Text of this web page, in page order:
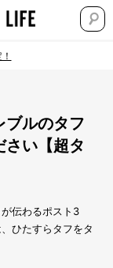
ブルのタフ
さい【超タ
伝わるポスト3
ひたすらタフをタ